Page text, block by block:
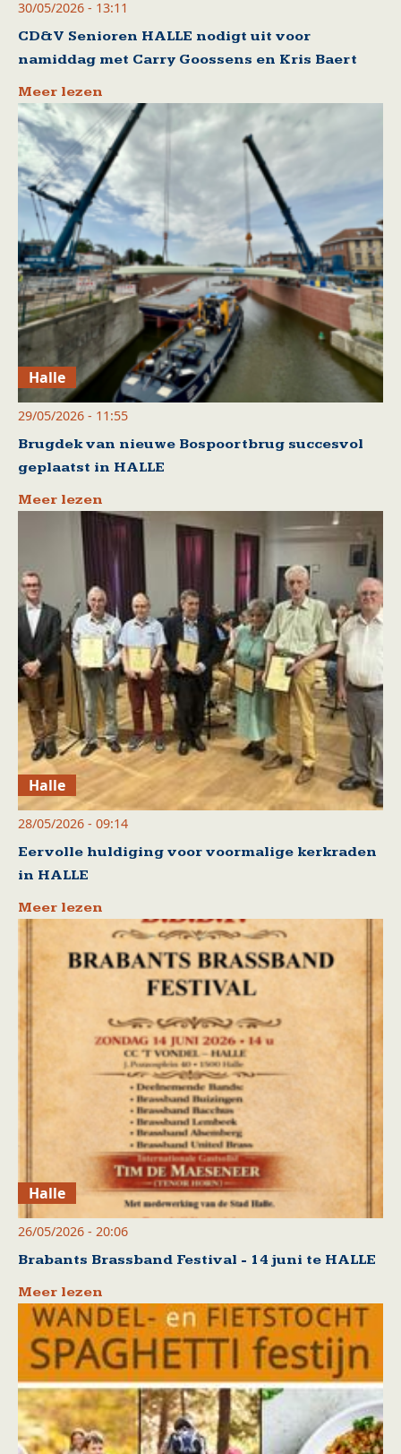
30/05/2026 - 13:11
CD&V Senioren HALLE nodigt uit voor
namiddag met Carry Goossens en Kris Baert
Meer lezen
Halle
29/05/2026 - 11:55
Brugdek van nieuwe Bospoortbrug succesvol
geplaatst in HALLE
Meer lezen
Halle
28/05/2026 - 09:14
Eervolle huldiging voor voormalige kerkraden
in HALLE
Meer lezen
Halle
26/05/2026 - 20:06
Brabants Brassband Festival - 14 juni te HALLE
Meer lezen